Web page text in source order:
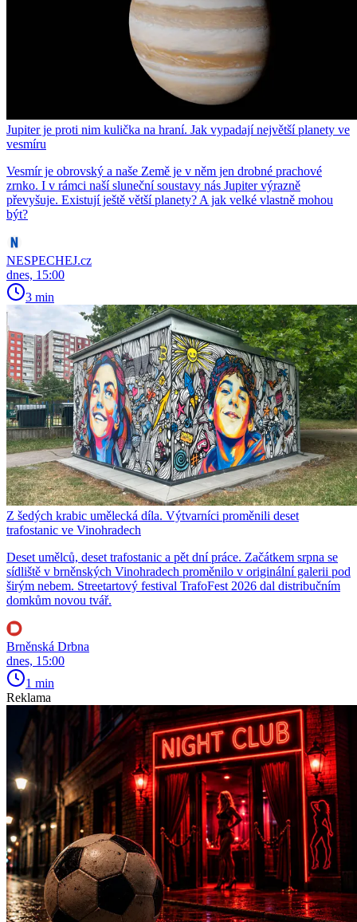
Jupiter je proti nim kulička na hraní. Jak vypadají největší planety ve
vesmíru
Vesmír je obrovský a naše Země je v něm jen drobné prachové
zrnko. I v rámci naší sluneční soustavy nás Jupiter výrazně
převyšuje. Existují ještě větší planety? A jak velké vlastně mohou
být?
NESPECHEJ.cz
dnes, 15:00
3 min
Z šedých krabic umělecká díla. Výtvarníci proměnili deset
trafostanic ve Vinohradech
Deset umělců, deset trafostanic a pět dní práce. Začátkem srpna se
sídliště v brněnských Vinohradech proměnilo v originální galerii pod
širým nebem. Streetartový festival TrafoFest 2026 dal distribučním
domkům novou tvář.
Brněnská Drbna
dnes, 15:00
1 min
Reklama